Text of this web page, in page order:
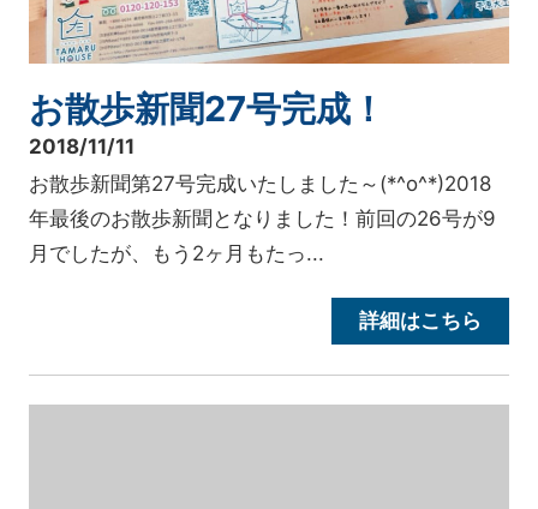
お散歩新聞27号完成！
2018/11/11
お散歩新聞第27号完成いたしました～(*^o^*)2018
年最後のお散歩新聞となりました！前回の26号が9
月でしたが、もう2ヶ月もたっ...
詳細はこちら